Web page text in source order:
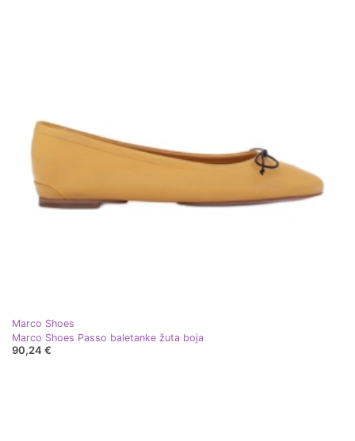
Marco Shoes
Marco Shoes Passo baletanke žuta boja
90,24 €